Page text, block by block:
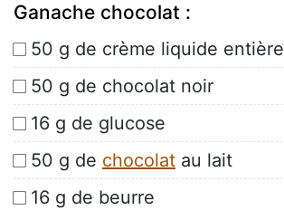
Ganache chocolat :
50 g de crème liquide entière
50 g de chocolat noir
16 g de glucose
50 g de chocolat au lait
16 g de beurre